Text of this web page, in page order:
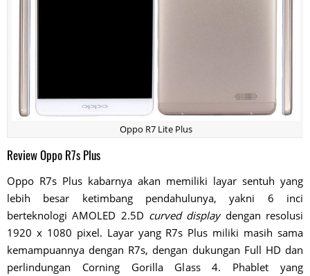
Oppo R7 Lite Plus
Review Oppo R7s Plus
Oppo R7s Plus kabarnya akan memiliki layar sentuh yang
lebih besar ketimbang pendahulunya, yakni 6 inci
berteknologi AMOLED 2.5D curved displaydengan resolusi
1920 x 1080 pixel. Layar yang R7s Plus miliki masih sama
kemampuannya dengan R7s, dengan dukungan Full HD dan
perlindungan Corning Gorilla Glass 4. Phablet yang